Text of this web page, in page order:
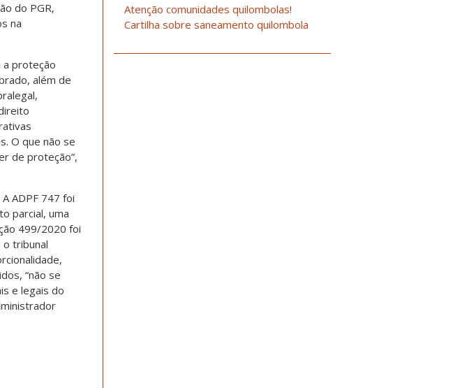
do PGR,
na
a proteção
além de
O que não se
de proteção”,
ADPF 747 foi
parcial, uma
499/2020 foi
tribunal
“não se
e legais do
Atenção comunidades quilombolas!
Cartilha sobre saneamento quilombola